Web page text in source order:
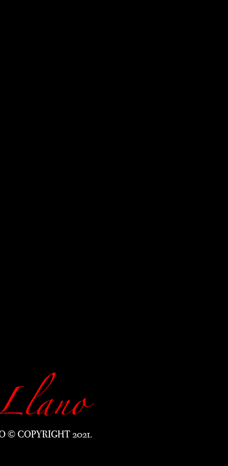
© COPYRIGHT 2021.